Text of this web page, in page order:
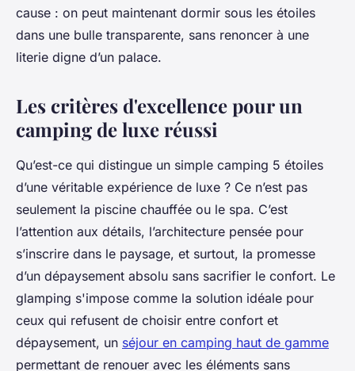
cause : on peut maintenant dormir sous les étoiles
dans une bulle transparente, sans renoncer à une
literie digne d’un palace.
Les critères d'excellence pour un
camping de luxe réussi
Qu’est-ce qui distingue un simple camping 5 étoiles
d’une véritable expérience de luxe ? Ce n’est pas
seulement la piscine chauffée ou le spa. C’est
l’attention aux détails, l’architecture pensée pour
s’inscrire dans le paysage, et surtout, la promesse
d’un dépaysement absolu sans sacrifier le confort. Le
glamping s'impose comme la solution idéale pour
ceux qui refusent de choisir entre confort et
dépaysement, un séjour en camping haut de gamme
permettant de renouer avec les éléments sans